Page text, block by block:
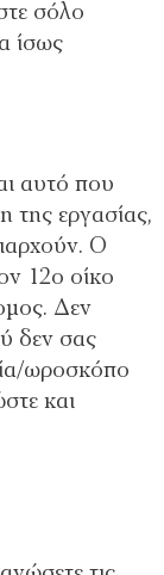
σόλο
ίσως
αυτό που
της εργασίας,
Ο
12ο οίκο
Δεν
δεν σας
ωροσκόπο
και